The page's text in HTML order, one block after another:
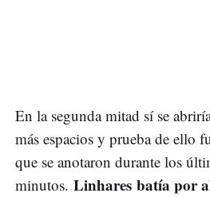
En la segunda mitad sí se
más espacios y prueba de ello
que se anotaron durante los
minutos. Linhares batía por